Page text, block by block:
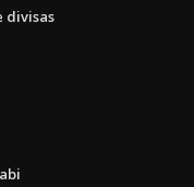
divisas